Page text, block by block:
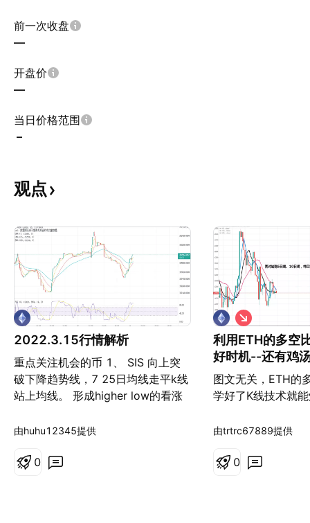
前一次收盘
—
开盘价
—
当日价格范围
–
观点
2022.3.15行情解析
重点关注机会的币 1、 SIS 向上突
破下降趋势线，7 25日均线走平k线
站上均线。 形成higher low的看涨
置。 止损，这个阳线实体底部价
间。 从高位下跌3个月左右，最近一
由huhu12345提供
0
利用ETH的多空
好时机--还有鸡
技术就能炒好币
图文无关，ETH的
学好了K线技术就
题：一个人知道了
我们做人做了几十
做
空
由trtrc67889提供
0